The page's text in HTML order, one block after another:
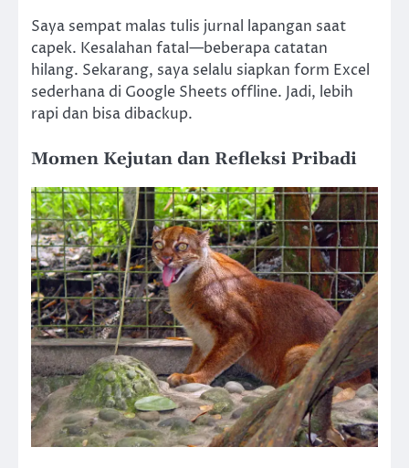
Saya sempat malas tulis jurnal lapangan saat
capek. Kesalahan fatal—beberapa catatan
hilang. Sekarang, saya selalu siapkan form Excel
sederhana di Google Sheets offline. Jadi, lebih
rapi dan bisa dibackup.
Momen Kejutan dan Refleksi Pribadi